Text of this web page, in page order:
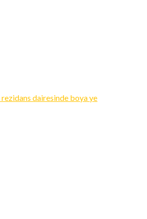
dairesinde boya ye